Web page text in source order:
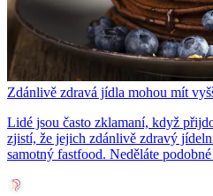
Zdánlivě zdravá jídla mohou mít
Lidé jsou často zklamaní, když
zjistí, že jejich zdánlivě zdravý
samotný fastfood. Neděláte